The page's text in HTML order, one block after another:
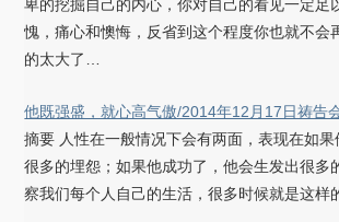
卑的挖掘自己的内心，你对自己的看见一定足
愧，痛心和懊悔，反省到这个程度你也就不会
的太大了…
他既强盛，就心高气傲/2014年12月17日祷告
摘要 人性在一般情况下会有两面，表现在如
很多的埋怨；如果他成功了，他会生发出很多
察我们每个人自己的生活，很多时候就是这样